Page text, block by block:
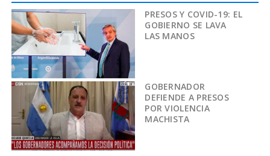
PRESOS Y COVID-19: EL
GOBIERNO SE LAVA
LAS MANOS
GOBERNADOR
DEFIENDE A PRESOS
POR VIOLENCIA
MACHISTA